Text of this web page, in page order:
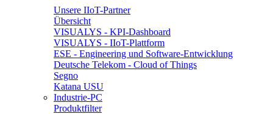
Unsere IIoT-Partner
Übersicht
VISUALYS - KPI-Dashboard
VISUALYS - IIoT-Plattform
ESE - Engineering und Software-Entwicklung
Deutsche Telekom - Cloud of Things
Segno
Katana USU
Industrie-PC
Produktfilter